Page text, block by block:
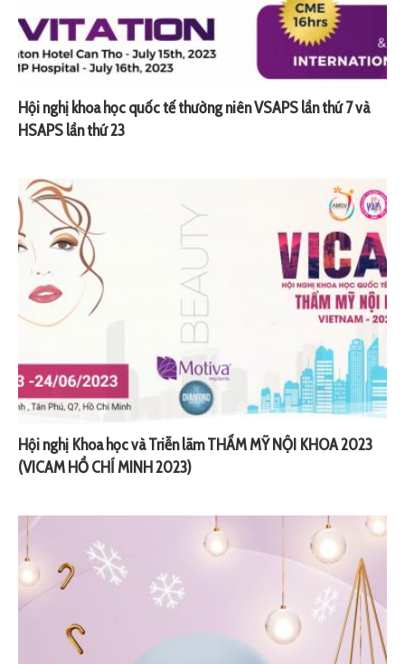
Hội nghị khoa học quốc tế thường niên VSAPS lần thứ 7 và
HSAPS lần thứ 23
Hội nghị Khoa học và Triễn lãm THẨM MỸ NỘI KHOA 2023
(VICAM HỒ CHÍ MINH 2023)